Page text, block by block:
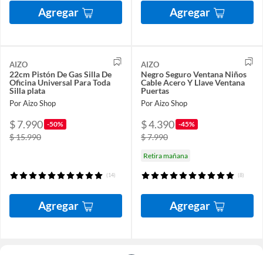
Agregar Agregar
AIZO
22cm Pistón De Gas Silla De
Oficina Universal Para Toda
Silla plata
Por Aizo Shop
$ 7.990 -50%
$ 15.990
(14)
Agregar
AIZO
Negro Seguro Ventana Niños
Cable Acero Y Llave Ventana
Puertas
Por Aizo Shop
$ 4.390 -45%
$ 7.990
Retira mañana
(8)
Agregar